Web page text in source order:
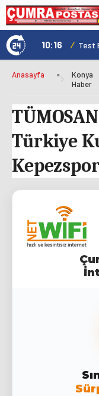
10:16 / Test
Anasayfa »
Konya
Haber
Türkiye